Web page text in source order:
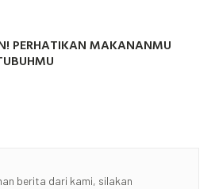
PERHATIKAN MAKANANMU
berita dari kami, silakan